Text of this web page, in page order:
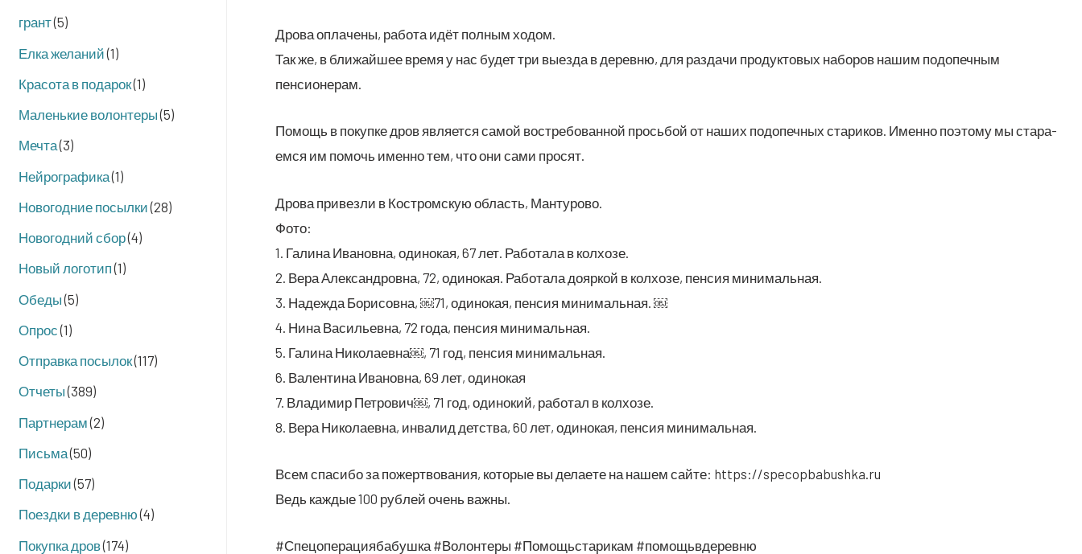
грант(5)
Елка желаний(1)
Красота в подарок(1)
Маленькие волонтеры(5)
Мечта(3)
Нейрографика(1)
Новогодние посылки(28)
Новогодний сбор(4)
Новый логотип(1)
Обеды(5)
Опрос(1)
Отправка посылок(117)
Отчеты(389)
Партнерам(2)
Письма(50)
Подарки(57)
Поездки в деревню(4)
Покупка дров(174)
Дро­ва опла­че­ны, рабо­та идёт пол­ным ходом.
Так же, в бли­жай­шее вре­мя у нас будет три выез­да в дерев­ню, для раз­да­чи про­дук­то­вых набо­ров нашим под­опеч­ным
пенсионерам.
Помощь в покуп­ке дров явля­ет­ся самой вос­тре­бо­ван­ной прось­бой от наших под­опеч­ных ста­ри­ков. Имен­но поэто­му мы ста­ра­
ем­ся им помочь имен­но тем, что они сами просят.
Дро­ва при­вез­ли в Костром­скую область, Мантурово.
Фото:
1. Гали­на Ива­нов­на, оди­но­кая, 67 лет. Рабо­та­ла в колхозе.
2. Вера Алек­сан­дров­на, 72, оди­но­кая. Рабо­та­ла дояр­кой в кол­хо­зе, пен­сия минимальная.
3. Надеж­да Бори­сов­на, ￼71, оди­но­кая, пен­сия минимальная. ￼
4. Нина Васи­льев­на, 72 года, пен­сия минимальная.
5. Гали­на Нико­ла­ев­на￼, 71 год, пен­сия минимальная.
6. Вален­ти­на Ива­нов­на, 69 лет, одинокая
7. Вла­ди­мир Пет­ро­вич￼, 71 год, оди­но­кий, рабо­тал в колхозе.
8. Вера Нико­ла­ев­на, инва­лид дет­ства, 60 лет, оди­но­кая, пен­сия минимальная.
Всем спа­си­бо за пожерт­во­ва­ния, кото­рые вы дела­е­те на нашем сай­те: https://specopbabushka.ru
Ведь каж­дые 100 руб­лей очень важны.
#Спе­цо­пе­ра­ци­я­ба­буш­ка #Волон­те­ры #Помо­щь­ста­ри­кам #помо­щь­в­де­рев­ню